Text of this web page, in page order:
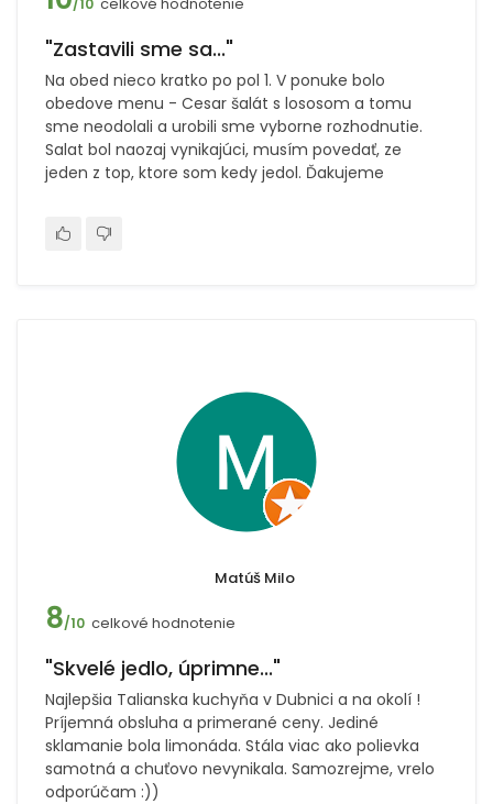
/10
"Zastavili sme sa..."
Na obed nieco kratko po pol 1. V ponuke bolo
obedove menu - Cesar šalát s lososom a tomu
sme neodolali a urobili sme vyborne rozhodnutie.
Salat bol naozaj vynikajúci, musím povedať, ze
jeden z top, ktore som kedy jedol. Ďakujeme
Matúš Milo
8/10 celkové hodnotenie
"Skvelé jedlo, úprimne..."
Najlepšia Talianska kuchyňa v Dubnici a na okolí !
Príjemná obsluha a primerané ceny. Jediné
sklamanie bola limonáda. Stála viac ako polievka
samotná a chuťovo nevynikala. Samozrejme, vrelo
odporúčam :))